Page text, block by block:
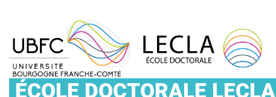
ÉCOLE DOCTORALE LECLA